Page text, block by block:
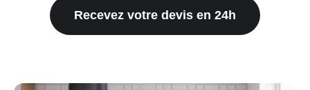
Recevez votre devis en 24h